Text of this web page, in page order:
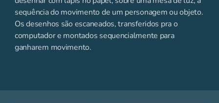
sequência do movimento de um personagem ou objeto.
Os desenhos são escaneados, transferidos pra o
computador e montados sequencialmente para
ganharem movimento.